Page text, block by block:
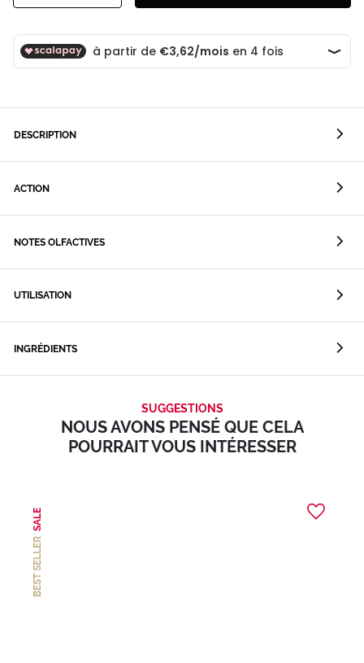
DESCRIPTION
ACTION
NOTES OLFACTIVES
UTILISATION
INGRÉDIENTS
SUGGESTIONS
NOUS AVONS PENSÉ QUE CELA
POURRAIT VOUS INTÉRESSER
BEST SELLER
SALE